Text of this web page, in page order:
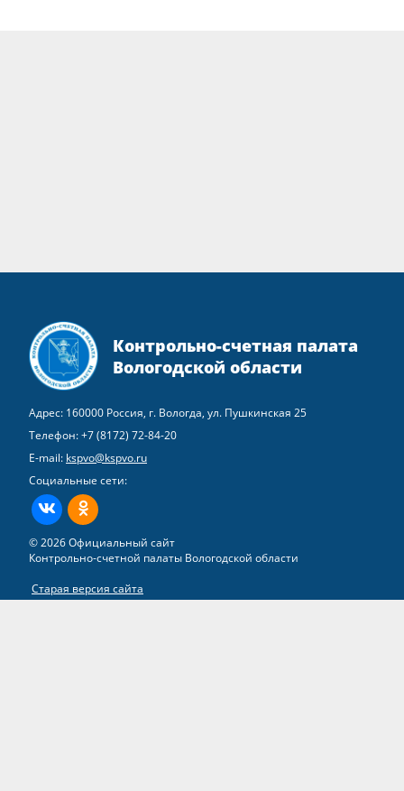
Контрольно-счетная палата
Вологодской области
Адрес: 160000 Россия, г. Вологда, ул. Пушкинская 25
Телефон:+7 (8172) 72-84-20
E-mail: kspvo@kspvo.ru
Социальные сети:
ВКонтактеОдноклассники
© 2026 Официальный сайт
Контрольно-счетной палаты Вологодской области
Старая версия сайта